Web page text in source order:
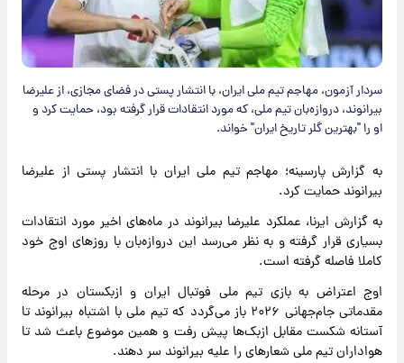
سردار آزمون، مهاجم تیم ملی ایران، با انتشار پستی در فضای مجازی، از علیرضا
بیرانوند، دروازه‌بان تیم ملی، که مورد انتقادات قرار گرفته بود، حمایت کرد و
او را "بهترین گلر تاریخ ایران" خواند.
به گزارش پارسینه؛ مهاجم تیم ملی ایران با انتشار پستی از علیرضا
بیرانوند حمایت کرد.
به گزارش ایرنا، عملکرد علیرضا بیرانوند در ماه‌های اخیر مورد انتقادات
بسیاری قرار گرفته و به نظر می‌رسد این دروازه‌بان با روزهای اوج خود
کاملا فاصله گرفته است.
اوج اعتراض به بازی تیم ملی فوتبال ایران و ازبکستان در مرحله
مقدماتی جام‌جهانی ۲۰۲۶ باز می‌گردد که تیم ملی با اشتباه بیرانوند تا
آستانه شکست مقابل ازبک‌ها پیش رفت و همین موضوع باعث شد تا
هواداران تیم ملی شعارهای را علیه بیرانوند سر دهند.